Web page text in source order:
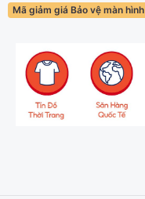
Mã giảm giá Bảo vệ màn hình